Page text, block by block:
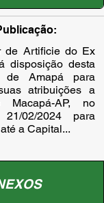
de Artificie do Ex
disposição desta
de Amapá para
atribuições a
AP, no
02/2024 para
a Capital...